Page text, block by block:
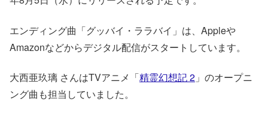
エンディング曲「グッバイ・ララバイ」は、Appleや
Amazonなどからデジタル配信がスタートしています。
大西亜玖璃 さんはTVアニメ「精霊幻想記 2 」のオープニ
ング曲も担当していました。